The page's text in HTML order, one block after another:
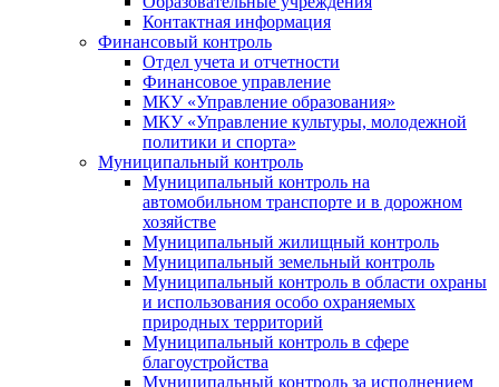
Контактная информация
Финансовый контроль
Отдел учета и отчетности
Финансовое управление
МКУ «Управление образования»
МКУ «Управление культуры, молодежной
политики и спорта»
Муниципальный контроль
Муниципальный контроль на
автомобильном транспорте и в дорожном
хозяйстве
Муниципальный жилищный контроль
Муниципальный земельный контроль
Муниципальный контроль в области охраны
и использования особо охраняемых
природных территорий
Муниципальный контроль в сфере
благоустройства
Муниципальный контроль за исполнением